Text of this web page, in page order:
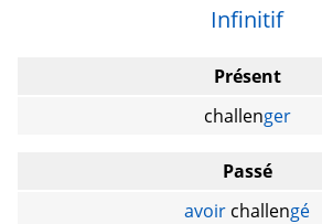
Infinitif
Présent
challenger
Passé
avoir challengé